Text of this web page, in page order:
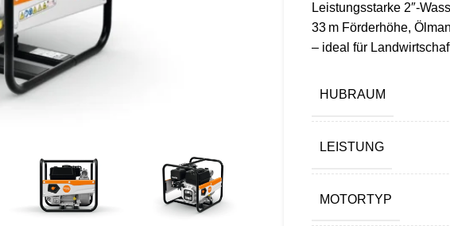
Leistungsstarke 2″-
33 m Förderhöhe,
– ideal für
HUBRAUM
LEISTUNG
MOTORTYP